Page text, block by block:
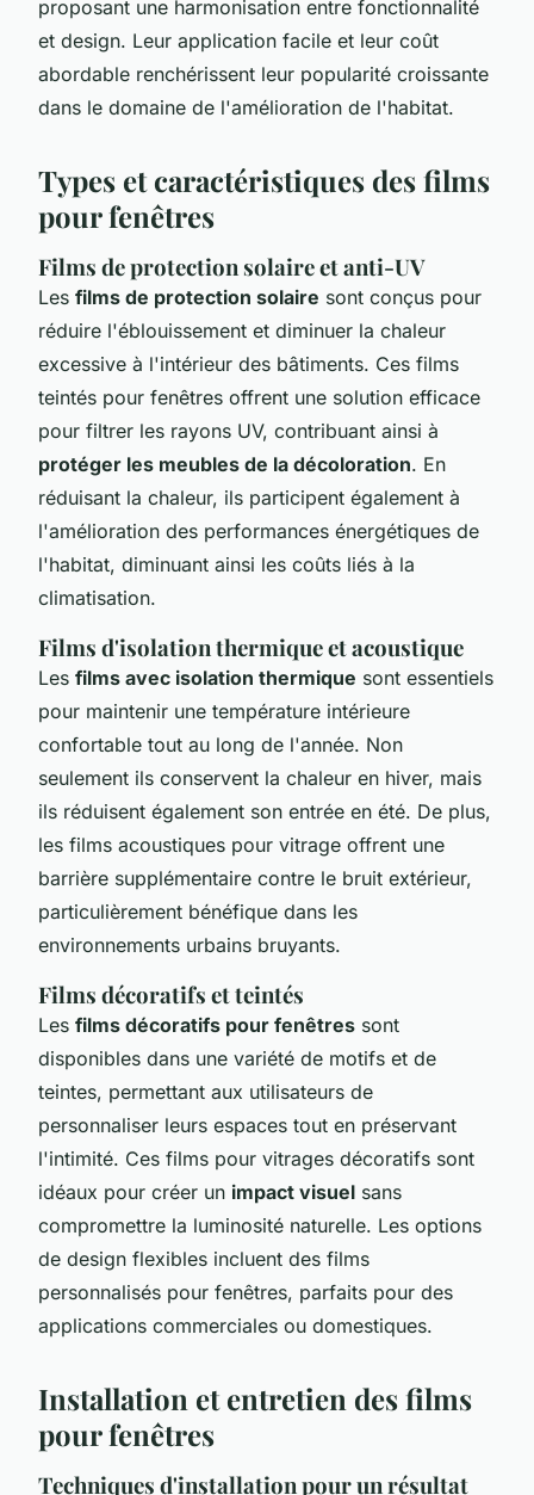
proposant une harmonisation entre fonctionnalité
et design. Leur application facile et leur coût
abordable renchérissent leur popularité croissante
dans le domaine de l'amélioration de l'habitat.
Types et caractéristiques des films
pour fenêtres
Films de protection solaire et anti-UV
Les films de protection solaire sont conçus pour
réduire l'éblouissement et diminuer la chaleur
excessive à l'intérieur des bâtiments. Ces films
teintés pour fenêtres offrent une solution efficace
pour filtrer les rayons UV, contribuant ainsi à
protéger les meubles de la décoloration. En
réduisant la chaleur, ils participent également à
l'amélioration des performances énergétiques de
l'habitat, diminuant ainsi les coûts liés à la
climatisation.
Films d'isolation thermique et acoustique
Les films avec isolation thermique sont essentiels
pour maintenir une température intérieure
confortable tout au long de l'année. Non
seulement ils conservent la chaleur en hiver, mais
ils réduisent également son entrée en été. De plus,
les films acoustiques pour vitrage offrent une
barrière supplémentaire contre le bruit extérieur,
particulièrement bénéfique dans les
environnements urbains bruyants.
Films décoratifs et teintés
Les films décoratifs pour fenêtres sont
disponibles dans une variété de motifs et de
teintes, permettant aux utilisateurs de
personnaliser leurs espaces tout en préservant
l'intimité. Ces films pour vitrages décoratifs sont
idéaux pour créer un impact visuel sans
compromettre la luminosité naturelle. Les options
de design flexibles incluent des films
personnalisés pour fenêtres, parfaits pour des
applications commerciales ou domestiques.
Installation et entretien des films
pour fenêtres
Techniques d'installation pour un résultat